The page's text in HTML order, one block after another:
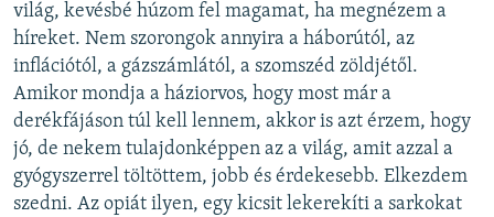
világ, kevésbé húzom fel magamat, ha megnézem a
híreket. Nem szorongok annyira a háborútól, az
inflációtól, a gázszámlától, a szomszéd zöldjétől.
Amikor mondja a háziorvos, hogy most már a
derékfájáson túl kell lennem, akkor is azt érzem, hogy
jó, de nekem tulajdonképpen az a világ, amit azzal a
gyógyszerrel töltöttem, jobb és érdekesebb. Elkezdem
szedni. Az opiát ilyen, egy kicsit lekerekíti a sarkokat